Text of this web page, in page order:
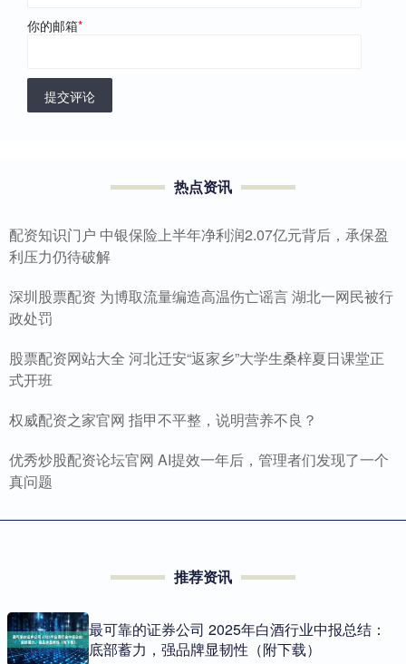
你的邮箱*
提交评论
热点资讯
配资知识门户 中银保险上半年净利润2.07亿元背后，承保盈
利压力仍待破解
深圳股票配资 为博取流量编造高温伤亡谣言 湖北一网民被行
政处罚
股票配资网站大全 河北迁安“返家乡”大学生桑梓夏日课堂正
式开班
权威配资之家官网 指甲不平整，说明营养不良？
优秀炒股配资论坛官网 AI提效一年后，管理者们发现了一个
真问题
推荐资讯
最可靠的证券公司 2025年白酒行业中报总结：
底部蓄力，强品牌显韧性（附下载）